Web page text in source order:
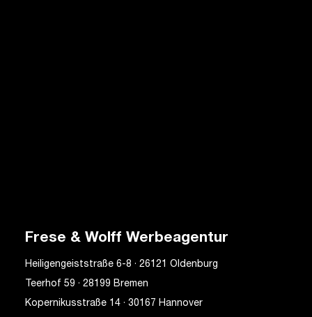
Frese & Wolff Werbeagentur
Heiligengeiststraße 6-8 · 26121 Oldenburg
Teerhof 59 · 28199 Bremen
Kopernikusstraße 14 · 30167 Hannover